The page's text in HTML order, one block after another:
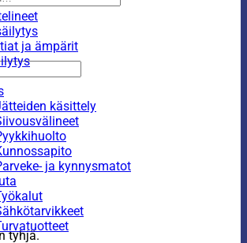
tyhjä.
ja ämpärit
käsittely
ja kynnysmatot